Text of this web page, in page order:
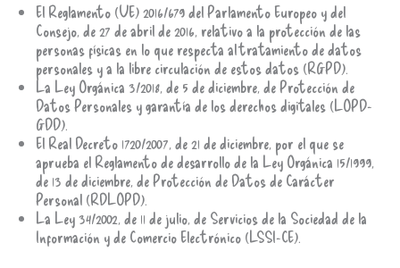
El Reglamento (UE) 2016/679 del Parlamento Europeo y del
Consejo, de 27 de abril de 2016, relativo a la protección de las
personas físicas en lo que respecta al tratamiento de datos
personales y a la libre circulación de estos datos (RGPD).
La Ley Orgánica 3/2018, de 5 de diciembre, de Protección de
Datos Personales y garantía de los derechos digitales (LOPD-
GDD).
El Real Decreto 1720/2007, de 21 de diciembre, por el que se
aprueba el Reglamento de desarrollo de la Ley Orgánica 15/1999,
de 13 de diciembre, de Protección de Datos de Carácter
Personal (RDLOPD).
La Ley 34/2002, de 11 de julio, de Servicios de la Sociedad de la
Información y de Comercio Electrónico (LSSI-CE).